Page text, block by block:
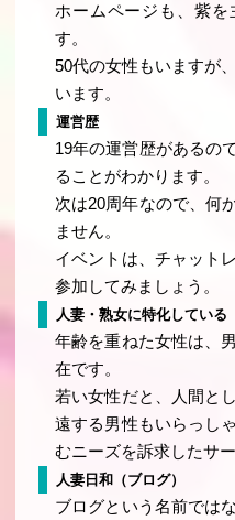
ホームページも、紫
す。
50代の女性もいますが
います。
運営歴
19年の運営歴があるの
ることがわかります。
次は20周年なので、何
ません。
イベントは、チャット
参加してみましょう。
人妻・熟女に特化している
年齢を重ねた女性は、
在です。
若い女性だと、人間と
遠する男性もいらっし
むニーズを訴求したサ
人妻日和（ブログ）
ブログという名前では